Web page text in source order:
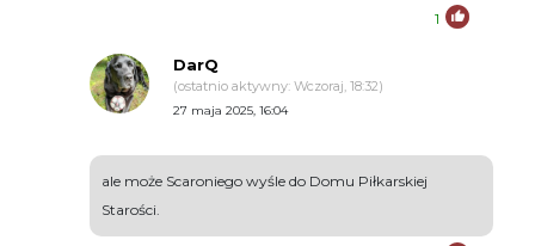
1
DarQ
(ostatnio aktywny: Wczoraj, 18:32)
27 maja 2025, 16:04
ale może Scaroniego wyśle do Domu Piłkarskiej
Starości.